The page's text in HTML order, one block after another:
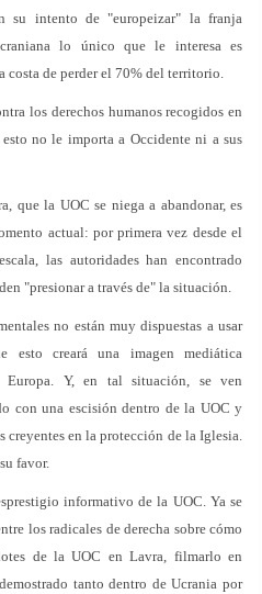
su intento de "europeizar" la franja
lo único que le interesa es
costa de perder el 70% del territorio.
los derechos humanos recogidos en
no le importa a Occidente ni a sus
que la UOC se niega a abandonar, es
actual: por primera vez desde el
las autoridades han encontrado
"presionar a través de" la situación.
no están muy dispuestas a usar
esto creará una imagen mediática
Europa. Y, en tal situación, se ven
con una escisión dentro de la UOC y
en la protección de la Iglesia.
favor.
informativo de la UOC. Ya se
los radicales de derecha sobre cómo
de la UOC en Lavra, filmarlo en
tanto dentro de Ucrania por